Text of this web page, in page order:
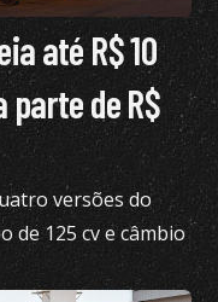
até R$ 10
de R$
versões do
de 125 cv e câmbio